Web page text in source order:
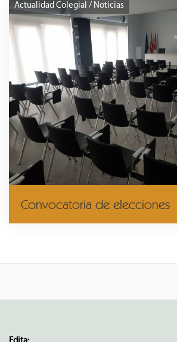
Actualidad Colegial / Noticias
Convocatoria de elecciones